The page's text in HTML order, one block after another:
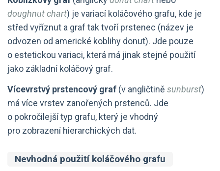
doughnut chart) je variací koláčového grafu, kde je
střed vyříznut a graf tak tvoří prstenec (název je
odvozen od americké koblihy donut). Jde pouze
o estetickou variaci, která má jinak stejné použití
jako základní koláčový graf.
Vícevrstvý prstencový graf (v angličtině sunburst)
má více vrstev zanořených prstenců. Jde
o pokročilejší typ grafu, který je vhodný
pro zobrazení hierarchických dat.
Nevhodná použití koláčového grafu